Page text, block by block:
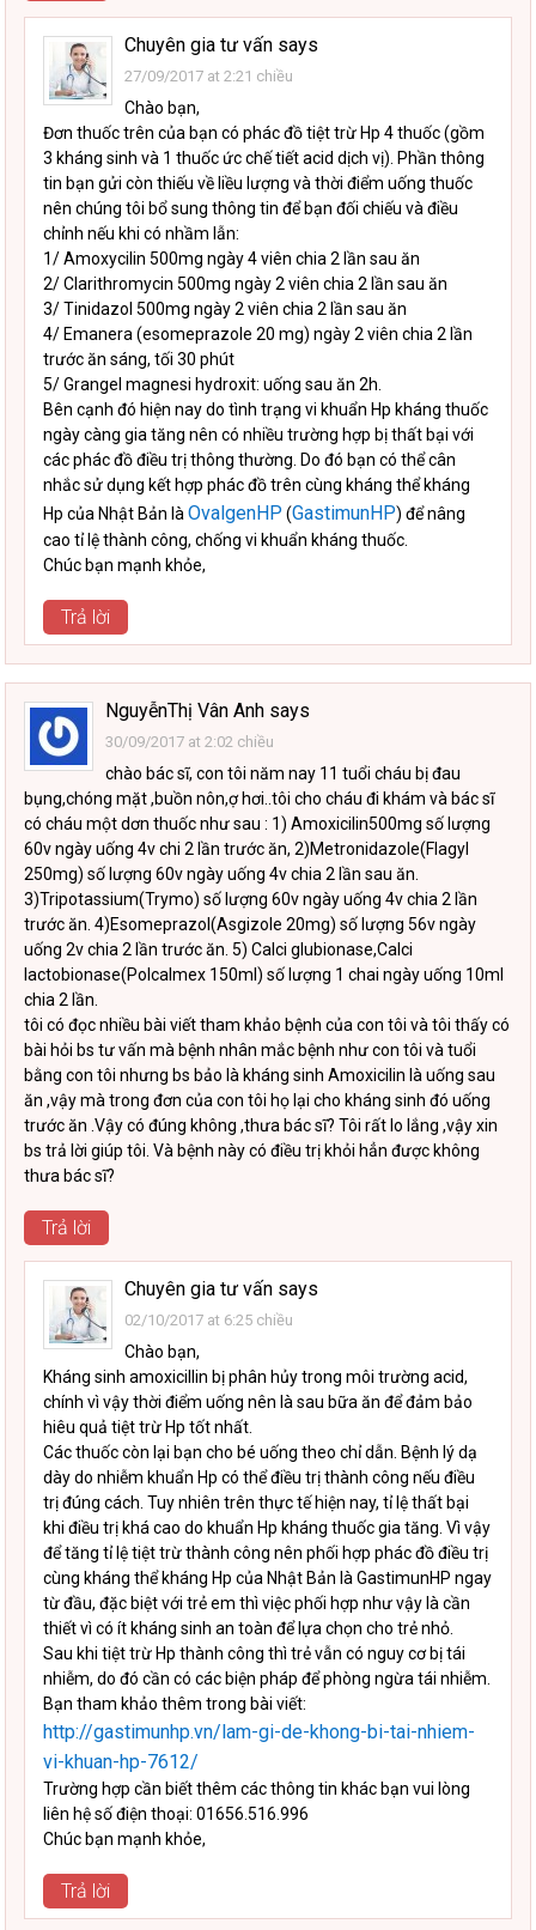
Chuyên gia tư vấn says
27/09/2017 at 2:21 chiều
Chào bạn,
Đơn thuốc trên của bạn có phác đồ tiệt trừ Hp 4 thuốc (gồm
3 kháng sinh và 1 thuốc ức chế tiết acid dịch vị). Phần thông
tin bạn gửi còn thiếu về liều lượng và thời điểm uống thuốc
nên chúng tôi bổ sung thông tin để bạn đối chiếu và điều
chỉnh nếu khi có nhầm lẫn:
1/ Amoxycilin 500mg ngày 4 viên chia 2 lần sau ăn
2/ Clarithromycin 500mg ngày 2 viên chia 2 lần sau ăn
3/ Tinidazol 500mg ngày 2 viên chia 2 lần sau ăn
4/ Emanera (esomeprazole 20 mg) ngày 2 viên chia 2 lần
trước ăn sáng, tối 30 phút
5/ Grangel magnesi hydroxit: uống sau ăn 2h.
Bên cạnh đó hiện nay do tình trạng vi khuẩn Hp kháng thuốc
ngày càng gia tăng nên có nhiều trường hợp bị thất bại với
các phác đồ điều trị thông thường. Do đó bạn có thể cân
nhắc sử dụng kết hợp phác đồ trên cùng kháng thể kháng
Hp của Nhật Bản làOvalgenHP (GastimunHP) để nâng
cao tỉ lệ thành công, chống vi khuẩn kháng thuốc.
Chúc bạn mạnh khỏe,
Trả lời
NguyễnThị Vân Anh says
30/09/2017 at 2:02 chiều
chào bác sĩ, con tôi năm nay 11 tuổi cháu bị đau
bụng,chóng mặt ,buồn nôn,ợ hơi..tôi cho cháu đi khám và bác sĩ
có cháu một dơn thuốc như sau : 1) Amoxicilin500mg số lượng
60v ngày uống 4v chi 2 lần trước ăn, 2)Metronidazole(Flagyl
250mg) số lượng 60v ngày uống 4v chia 2 lần sau ăn.
3)Tripotassium(Trymo) số lượng 60v ngày uống 4v chia 2 lần
trước ăn. 4)Esomeprazol(Asgizole 20mg) số lượng 56v ngày
uống 2v chia 2 lần trước ăn. 5) Calci glubionase,Calci
lactobionase(Polcalmex 150ml) số lượng 1 chai ngày uống 10ml
chia 2 lần.
tôi có đọc nhiều bài viết tham khảo bệnh của con tôi và tôi thấy có
bài hỏi bs tư vấn mà bệnh nhân mắc bệnh như con tôi và tuổi
bằng con tôi nhưng bs bảo là kháng sinh Amoxicilin là uống sau
ăn ,vậy mà trong đơn của con tôi họ lại cho kháng sinh đó uống
trước ăn .Vậy có đúng không ,thưa bác sĩ? Tôi rất lo lắng ,vậy xin
bs trả lời giúp tôi. Và bệnh này có điều trị khỏi hẳn được không
thưa bác sĩ?
Trả lời
Chuyên gia tư vấn says
02/10/2017 at 6:25 chiều
Chào bạn,
Kháng sinh amoxicillin bị phân hủy trong môi trường acid,
chính vì vậy thời điểm uống nên là sau bữa ăn để đảm bảo
hiêu quả tiệt trừ Hp tốt nhất.
Các thuốc còn lại bạn cho bé uống theo chỉ dẫn. Bệnh lý dạ
dày do nhiễm khuẩn Hp có thể điều trị thành công nếu điều
trị đúng cách. Tuy nhiên trên thực tế hiện nay, tỉ lệ thất bại
khi điều trị khá cao do khuẩn Hp kháng thuốc gia tăng. Vì vậy
để tăng tỉ lệ tiệt trừ thành công nên phối hợp phác đồ điều trị
cùng kháng thể kháng Hp của Nhật Bản là GastimunHP ngay
từ đầu, đặc biệt với trẻ em thì việc phối hợp như vậy là cần
thiết vì có ít kháng sinh an toàn để lựa chọn cho trẻ nhỏ.
Sau khi tiệt trừ Hp thành công thì trẻ vẫn có nguy cơ bị tái
nhiễm, do đó cần có các biện pháp để phòng ngừa tái nhiễm.
Bạn tham khảo thêm trong bài viết:
http://gastimunhp.vn/lam-gi-de-khong-bi-tai-nhiem-
vi-khuan-hp-7612/
Trường hợp cần biết thêm các thông tin khác bạn vui lòng
liên hệ số điện thoại: 01656.516.996
Chúc bạn mạnh khỏe,
Trả lời